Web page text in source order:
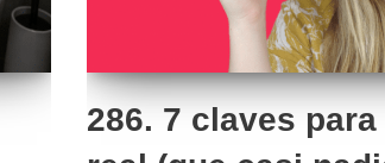
286. 7 claves